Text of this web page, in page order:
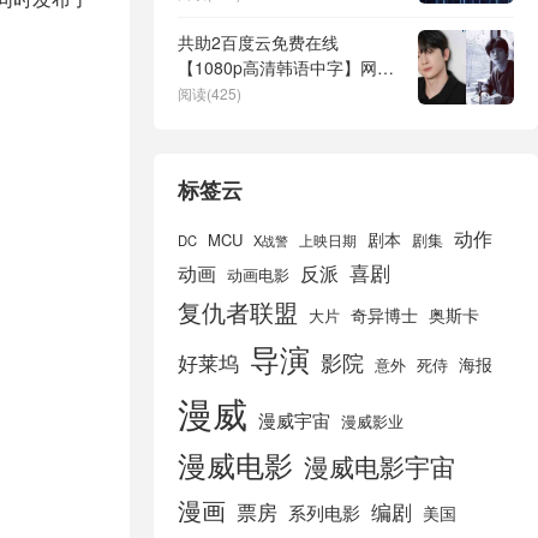
共助2百度云免费在线
【1080p高清韩语中字】网盘
资源
阅读(425)
标签云
DC MCU X战警 上映日期 剧本 剧集 动作
动画 动画电影 反派 喜剧
复仇者联盟 大片 奇异博士 奥斯卡
好莱坞 导演 影院 意外 死侍 海报
漫威 漫威宇宙 漫威影业
漫威电影 漫威电影宇宙
漫画 票房 系列电影 编剧 美国